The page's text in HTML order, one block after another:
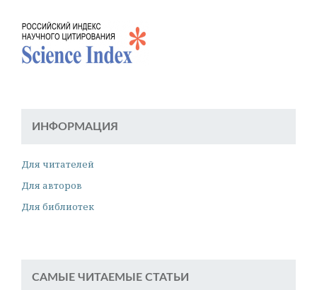
ИНФОРМАЦИЯ
Для читателей
Для авторов
Для библиотек
САМЫЕ ЧИТАЕМЫЕ СТАТЬИ